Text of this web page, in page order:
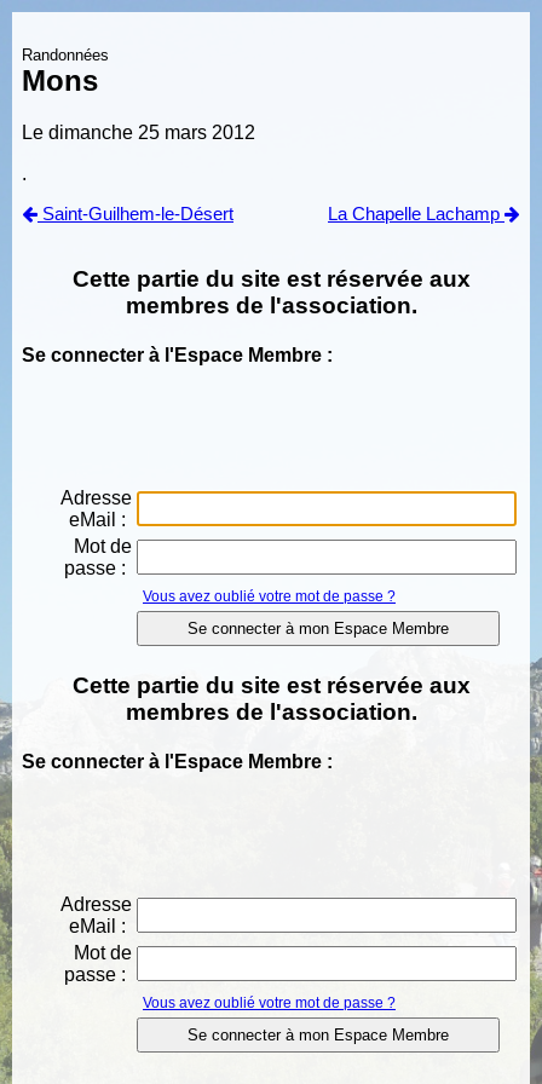
Randonnées
Mons
Le dimanche 25 mars 2012
.
Saint-Guilhem-le-Désert La Chapelle Lachamp
Cette partie du site est réservée aux
membres de l'association.
Se connecter à l'Espace Membre :
Adresse
eMail :
Mot de
passe :
Vous avez oublié votre mot de passe ?
Cette partie du site est réservée aux
membres de l'association.
Se connecter à l'Espace Membre :
Adresse
eMail :
Mot de
passe :
Vous avez oublié votre mot de passe ?